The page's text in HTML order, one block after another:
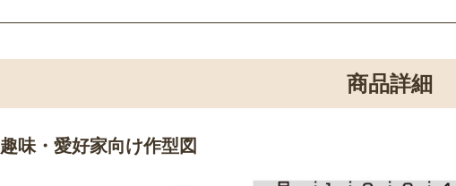
商品詳細
趣味・愛好家向け作型図